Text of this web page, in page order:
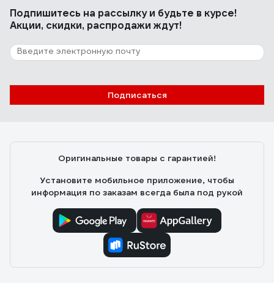
Подпишитесь на рассылкуи будьте в курсе!
Акции, скидки, распродажи ждут!
Подписаться
Оригинальные товары с гарантией!
Установите мобильное приложение, чтобы
информация по заказам всегда была под рукой